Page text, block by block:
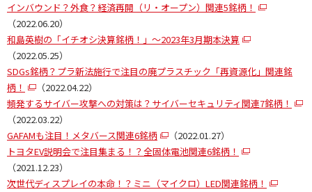
インバウンド？外食？経済再開（リ・オープン）関連5銘柄！
（2022.06.20）
和島英樹の「イチオシ決算銘柄！」～2023年3月期本決算
（2022.05.25）
SDGs銘柄？プラ新法施行で注目の廃プラスチック「再資源化」関連銘
柄！
（2022.04.22）
頻発するサイバー攻撃への対策は？サイバーセキュリティ関連7銘柄！
（2022.03.22）
GAFAMも注目！メタバース関連6銘柄
（2022.01.27）
トヨタEV説明会で注目集まる！？全固体電池関連6銘柄！
（2021.12.23）
次世代ディスプレイの本命！？ミニ（マイクロ）LED関連銘柄！